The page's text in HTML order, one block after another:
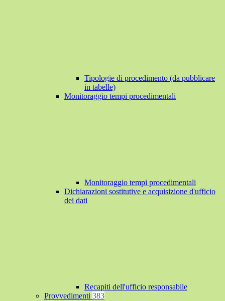
Tipologie di procedimento (da pubblicare
in tabelle)
Monitoraggio tempi procedimentali
Monitoraggio tempi procedimentali
Dichiarazioni sostitutive e acquisizione d'ufficio
dei dati
Recapiti dell'ufficio responsabile
Provvedimenti 383